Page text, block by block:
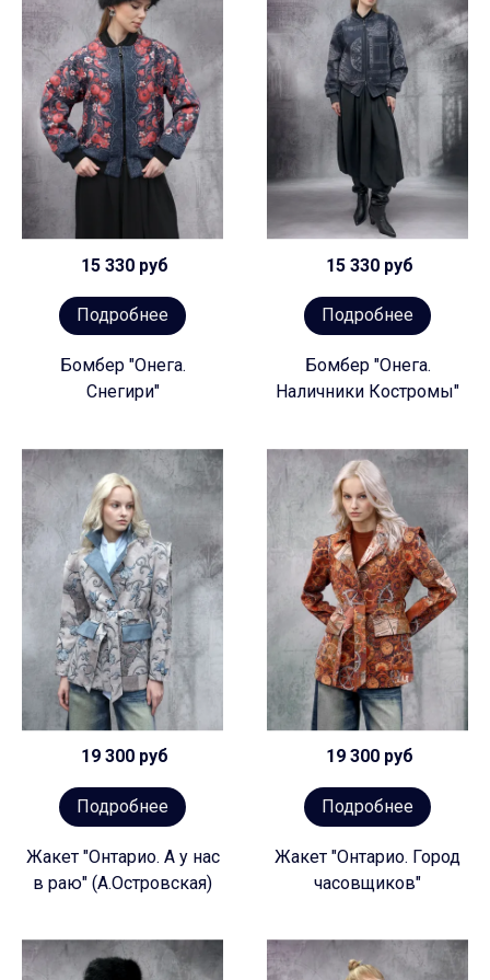
15 330 руб
Подробнее
Бомбер "Онега.
Снегири"
15 330 руб
Подробнее
Бомбер "Онега.
Наличники Костромы"
19 300 руб
Подробнее
Жакет "Онтарио. А у нас
в раю" (А.Островская)
19 300 руб
Подробнее
Жакет "Онтарио. Город
часовщиков"